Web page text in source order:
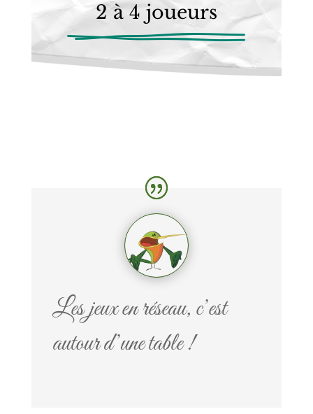
2 à 4 joueurs
Les jeux en réseau, c’est
autour d’une table !